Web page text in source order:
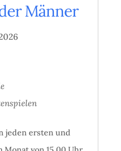
Männer
jeden ersten und